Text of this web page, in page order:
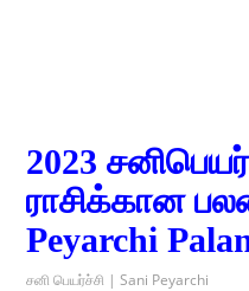
2023
ராசிக்கான
Peyarchi
சனி பெயர்ச்சி | Sani Peyarchi